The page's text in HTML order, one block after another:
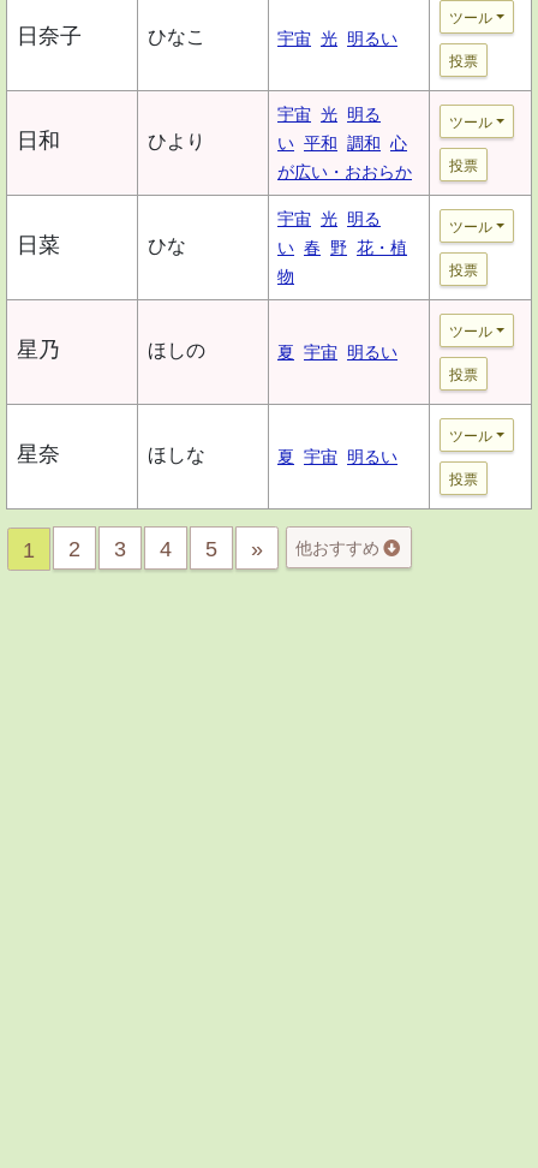
日奈子 ひなこ 宇宙 光 明るい
ツール
投票
日和 ひより
宇宙 光 明る
い 平和 調和 心
が広い・おおらか
ツール
投票
日菜 ひな
宇宙 光 明る
い 春 野 花・植
物
ツール
投票
星乃 ほしの 夏 宇宙 明るい
ツール
投票
星奈 ほしな 夏 宇宙 明るい
ツール
投票
1 2 3 4 5 » 他おすすめ